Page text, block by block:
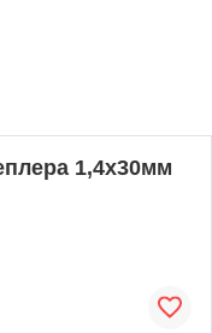
1,4х30мм